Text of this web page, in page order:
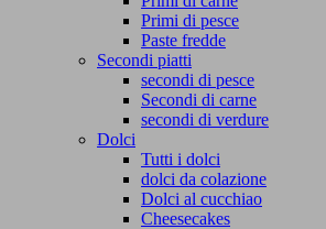
Primi di pesce
Paste fredde
Secondi piatti
secondi di pesce
Secondi di carne
secondi di verdure
Dolci
Tutti i dolci
dolci da colazione
Dolci al cucchiao
Cheesecakes